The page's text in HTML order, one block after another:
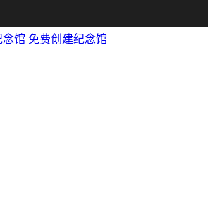
免费创建纪念馆